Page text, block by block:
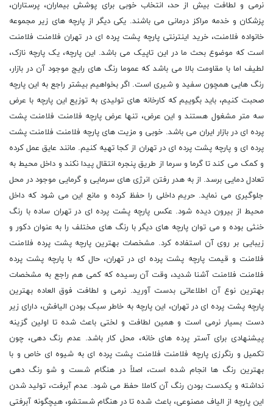
نرمی و لطافت بیش از حد، انتخاب خوبی برای پوشش بیماران، پرستاران،
پزشکان و خدمه مراکز درمانی می باشند. یکی دیگر از پارچه های زیر مجموعه
خانواده فلامنت، خرید اینترنتی پارچه پشت پرده ای در تهران فلامنت فلامنت
است که موضوع بحث ما در این تاپیک می باشد. این پارچه، یک پارچه نازک،
لطیف اما با مقاومت بالا می باشد که عموما رنگ های رایج موجود آن در بازار،
رنگ هایی همچون سفید و شیری است. اگر بخواهیم بیشتر راجع به این پارچه
صحبت کنیم، باید بگوییم که کارخانه های تولیدی به توزیع این پارچه با عرض
سه متر مشغول هستند و این عرض، تنها عرض پارچه فلامنت فلامنت پشت
پرده ای در بازار ایران می باشد. خوبی و مزیت های پارچه فلامنت فلامنت پشت
پرده ای و پارچه پشت پرده ای در تهران از کجا تهیه کنیم. مانند عایق عمل کرده
و کمک می کند تا گرما و سرما از طریق پنجره انتقال پیدا نکند و داخل محیط به
تعادل دمایی برسد. از به هدر رفتن انرژی های سرمایی و گرمایی موجود در محل
جلوگیری می نماید. حریم داخلی را حفظ کرده و مانع این می شود که داخل
محیط از بیرون دیده شود. عکس پارچه پشت پرده ای در تهران ساده با رنگ
خنثی بوده و می توان پارچه های دیگر با رنگ های مختلف را به عنوان دکور و
زیبایی بر روی آن استفاده کرد. مشخصات بهترین پارچه پشت پرده فلامنت
فلامنت و قیمت پارچه پشت پرده ای در تهران، حال که با پارچه پشت پرده
فلامنت فلامنت آشنا شدید، وقت آن رسیده که کمی هم راجع به مشخصات
بهترین نوع آن اطلاعاتی بدست آورید. نرمی و لطافت فوق العاده بهترین
پارچه پشت پرده ای در تهران، این پارچه به خاطر سبک بودن الیافش، دارای زیر
دست بسیار نرمی است و همین لطافت و لختی باعث شده تا اولین گزینه
پیشنهادی برای آستر پرده های خانه، محل کار باشد. عدم رنگ دهی، چون
تکمیل و رنگرزی پارچه فلامنت فلامنت پشت پرده ای به شیوه ای خاص و با
بهترین رنگ ها انجام شده است، اصلاً در هنگام شست و شو رنگ دهی
نداشته و یکدست بودن رنگ آن کاملا حفظ می شود. عدم آبرفت، تولید شدن
این پارچه از الیاف مصنوعی، باعث شده تا در هنگام شستشو، هیچگونه آبرفتی